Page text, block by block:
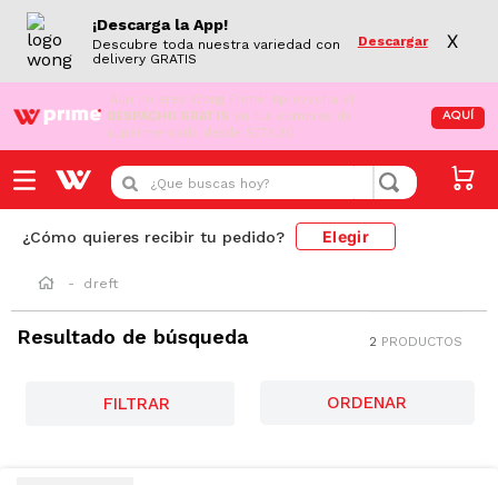
¡Descarga la App!
Descubre toda nuestra variedad con
delivery GRATIS
Descargar X
¡Aún no eres Wong Prime! Aprovecha el
DESPACHO GRATIS en tus compras de
supermercado desde S/79.90
AQUÍ
¿Que buscas hoy?
¿Cómo quieres recibir tu pedido? Elegir
dreft
Resultado de búsqueda 2 PRODUCTOS
FILTRAR